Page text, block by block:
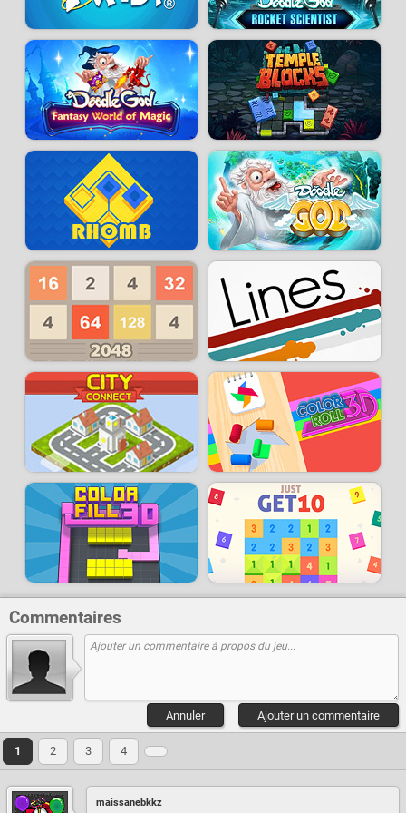
Commentaires
Ajouter un commentaire
Annuler
1 2 3 4
maissanebkkz